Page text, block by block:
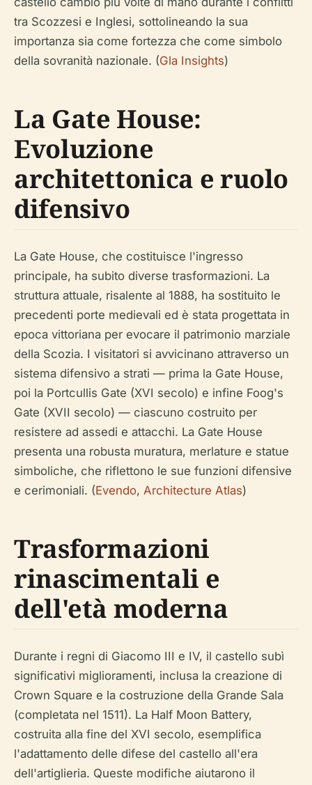
tra Scozzesi e Inglesi, sottolineando la sua
importanza sia come fortezza che come simbolo
della sovranità nazionale. (Gla Insights)
La Gate House:
Evoluzione
architettonica e ruolo
difensivo
La Gate House, che costituisce l'ingresso
principale, ha subito diverse trasformazioni. La
struttura attuale, risalente al 1888, ha sostituito le
precedenti porte medievali ed è stata progettata in
epoca vittoriana per evocare il patrimonio marziale
della Scozia. I visitatori si avvicinano attraverso un
sistema difensivo a strati — prima la Gate House,
poi la Portcullis Gate (XVI secolo) e infine Foog's
Gate (XVII secolo) — ciascuno costruito per
resistere ad assedi e attacchi. La Gate House
presenta una robusta muratura, merlature e statue
simboliche, che riflettono le sue funzioni difensive
e cerimoniali. (Evendo, Architecture Atlas)
Trasformazioni
rinascimentali e
dell'età moderna
Durante i regni di Giacomo III e IV, il castello subì
significativi miglioramenti, inclusa la creazione di
Crown Square e la costruzione della Grande Sala
(completata nel 1511). La Half Moon Battery,
costruita alla fine del XVI secolo, esemplifica
l'adattamento delle difese del castello all'era
dell'artiglieria. Queste modifiche aiutarono il